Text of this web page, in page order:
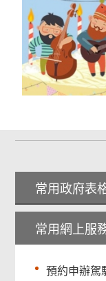
常用政府表
常用網上服
預約申辦駕